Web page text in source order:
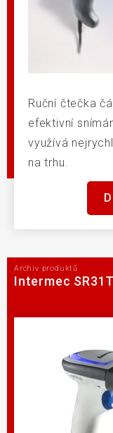
Ruční čtečka
efektivní
využívá
na trhu.
Archiv produktů
Intermec